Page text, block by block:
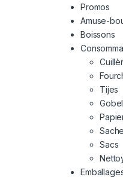
Promos
Amuse-
Boissons
Tijes
Sacs